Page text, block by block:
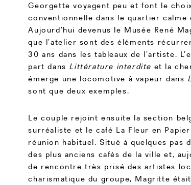
Georgette voyagent peu et font le
conventionnelle dans le quartier calme
Aujourd’hui devenus le Musée René
que l’atelier sont des éléments
30 ans dans les tableaux de l’artiste.
part dans Littérature interdite et la
émerge une locomotive à vapeur dans
sont que deux exemples.
Le couple rejoint ensuite la section
surréaliste et le café La Fleur en
réunion habituel. Situé à quelques pas
des plus anciens cafés de la ville et,
de rencontre très prisé des artistes
charismatique du groupe, Magritte